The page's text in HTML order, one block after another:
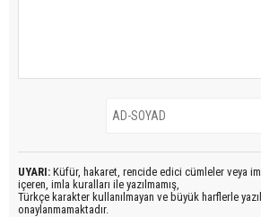
UYARI: Küfür, hakaret, rencide edici cümleler veya
içeren, imla kuralları ile yazılmamış,
Türkçe karakter kullanılmayan ve büyük harflerle
onaylanmamaktadır.